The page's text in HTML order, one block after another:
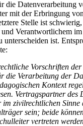
die Datenverarbeitung
mit der Erbringung
Stelle ist
Verantwortlichem
unterscheiden ist.
Vorschriften
die Verarbeitung der
Kontext
Vertragspartner des
im zivilrechtlichen Sinne
sein; beide
vertreten